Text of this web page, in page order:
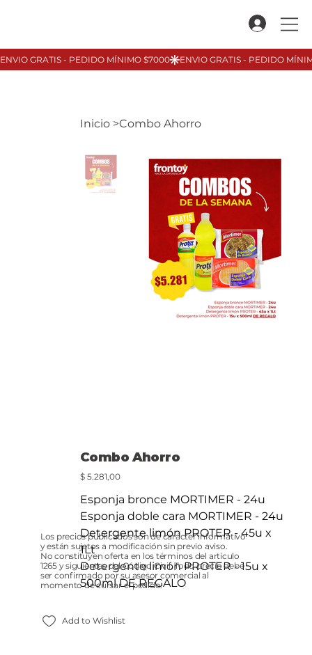
Inicio >Combo Ahorro
Combo Ahorro
Precio
$ 5.281,00
Esponja bronce MORTIMER - 24u
Esponja doble cara MORTIMER - 24u
Detergente limón PROTER - 45u x
1Lt
Detergente limón PROTER - 15u x
500ml DE REGALO
Add to Wishlist
Los precios publicados son de carácter informativo
y están sujetos a modificación sin previo aviso.
No constituyen oferta en los términos del artículo
1265 y siguientes del Código Civil. Todo precio debe
ser confirmado por su asesor comercial al
momento de cursar el pedido.